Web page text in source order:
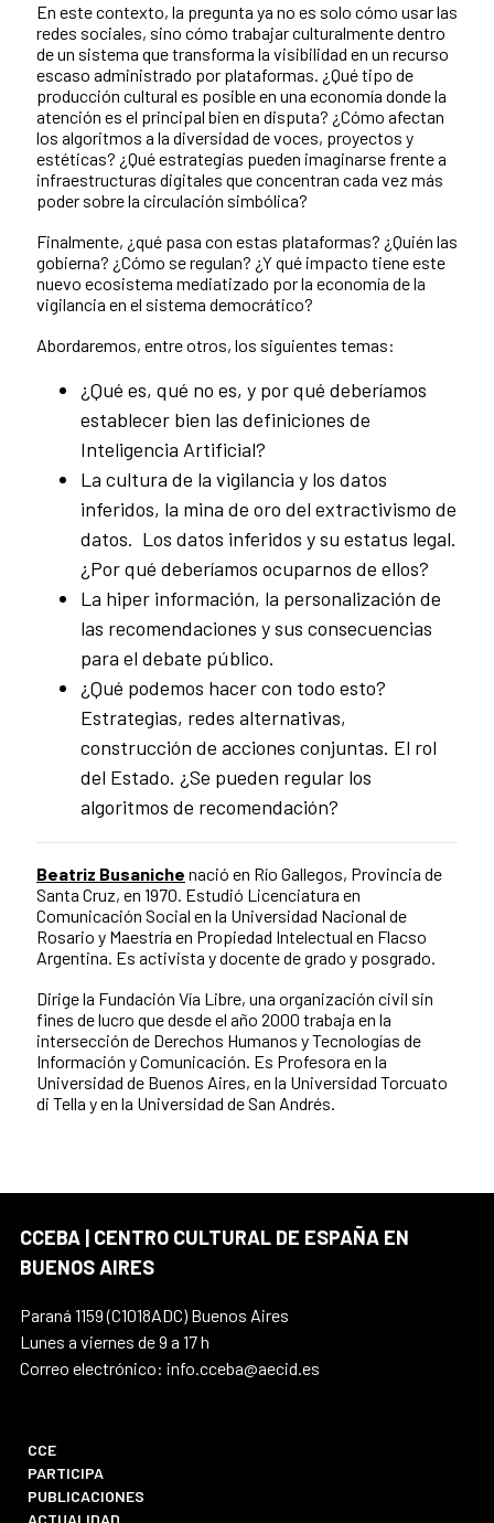
En este contexto, la pregunta ya no es solo cómo usar las
redes sociales, sino cómo trabajar culturalmente dentro
de un sistema que transforma la visibilidad en un recurso
escaso administrado por plataformas. ¿Qué tipo de
producción cultural es posible en una economía donde la
atención es el principal bien en disputa? ¿Cómo afectan
los algoritmos a la diversidad de voces, proyectos y
estéticas? ¿Qué estrategias pueden imaginarse frente a
infraestructuras digitales que concentran cada vez más
poder sobre la circulación simbólica?
Finalmente, ¿qué pasa con estas plataformas? ¿Quién las
gobierna? ¿Cómo se regulan? ¿Y qué impacto tiene este
nuevo ecosistema mediatizado por la economía de la
vigilancia en el sistema democrático?
Abordaremos, entre otros, los siguientes temas:
¿Qué es, qué no es, y por qué deberíamos
establecer bien las definiciones de
Inteligencia Artificial?
La cultura de la vigilancia y los datos
inferidos, la mina de oro del extractivismo de
datos. Los datos inferidos y su estatus legal.
¿Por qué deberíamos ocuparnos de ellos?
La hiper información, la personalización de
las recomendaciones y sus consecuencias
para el debate público.
¿Qué podemos hacer con todo esto?
Estrategias, redes alternativas,
construcción de acciones conjuntas. El rol
del Estado. ¿Se pueden regular los
algoritmos de recomendación?
Beatriz Busaniche nació en Río Gallegos, Provincia de
Santa Cruz, en 1970. Estudió Licenciatura en
Comunicación Social en la Universidad Nacional de
Rosario y Maestría en Propiedad Intelectual en Flacso
Argentina. Es activista y docente de grado y posgrado.
Dirige la Fundación Vía Libre, una organización civil sin
fines de lucro que desde el año 2000 trabaja en la
intersección de Derechos Humanos y Tecnologías de
Información y Comunicación. Es Profesora en la
Universidad de Buenos Aires, en la Universidad Torcuato
di Tella y en la Universidad de San Andrés.
CCEBA | CENTRO CULTURAL DE ESPAÑA EN
BUENOS AIRES
Paraná 1159 (C1018ADC) Buenos Aires
Lunes a viernes de 9 a 17 h
Correo electrónico: info.cceba@aecid.es
CCE
PARTICIPA
PUBLICACIONES